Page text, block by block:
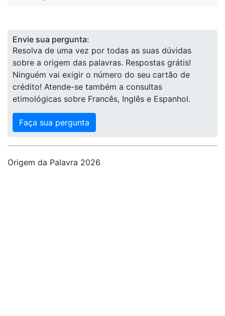
Envie sua pergunta:
Resolva de uma vez por todas as suas dúvidas
sobre a origem das palavras. Respostas grátis!
Ninguém vai exigir o número do seu cartão de
crédito! Atende-se também a consultas
etimológicas sobre Francês, Inglês e Espanhol.
Faça sua pergunta
Origem da Palavra 2026